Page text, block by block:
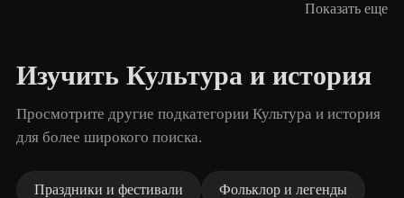
Показать еще
Изучить Культура и история
Просмотрите другие подкатегории Культура и история
для более широкого поиска.
Праздники и фестивали Фольклор и легенды